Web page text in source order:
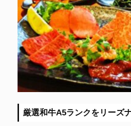
厳選和牛A5ランクをリーズ